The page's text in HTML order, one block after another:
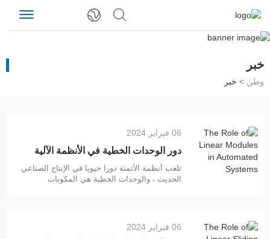
خبر
وطن > خبر
06 فبراير 2024
دور الوحدات الخطية في الأنظمة الآلية
تلعب أنظمة الأتمتة دورا حيويا في الإنتاج الصناعي
الحديث ، والوحدات الخطية هي المكونات
الوحدة الخطية الجزء الأساسي من الوحدة
الخطية هو محرك كهربائي وبرغي كروي. أثناء
06 فبراير 2024